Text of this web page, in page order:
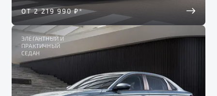
Тест-драйв
ОТ 2 219 990 ₽*
ЭЛЕГАНТНЫЙ И
ПРАКТИЧНЫЙ
СЕДАН